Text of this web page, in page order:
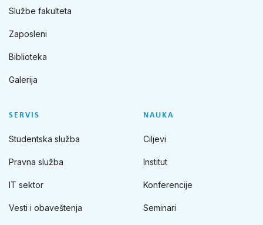
Službe fakulteta
Zaposleni
Biblioteka
Galerija
SERVIS
Studentska služba
Pravna služba
IT sektor
Vesti i obaveštenja
NAUKA
Ciljevi
Institut
Konferencije
Seminari